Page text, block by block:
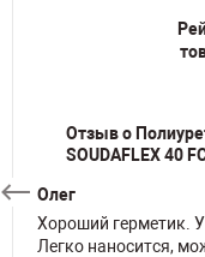
Отзыв о
SOUDAFLEX 40
Олег
Хороший герметик.
Легко наносится,